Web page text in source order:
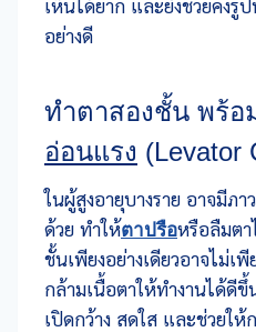
เห็นได้ยาก และยังช่วยคงรูป
อย่างดี
ทำตาสองชั้น พร้อ
อ่อนแรง (Levator
ในผู้สูงอายุบางราย อาจมีภ
ด้วย ทำให้ตาปรือหรือลืมตา
ชั้นเพียงอย่างเดียวอาจไม่เ
กล้ามเนื้อตาให้ทำงานได้ดี
เปิดกว้าง สดใส และช่วยให้